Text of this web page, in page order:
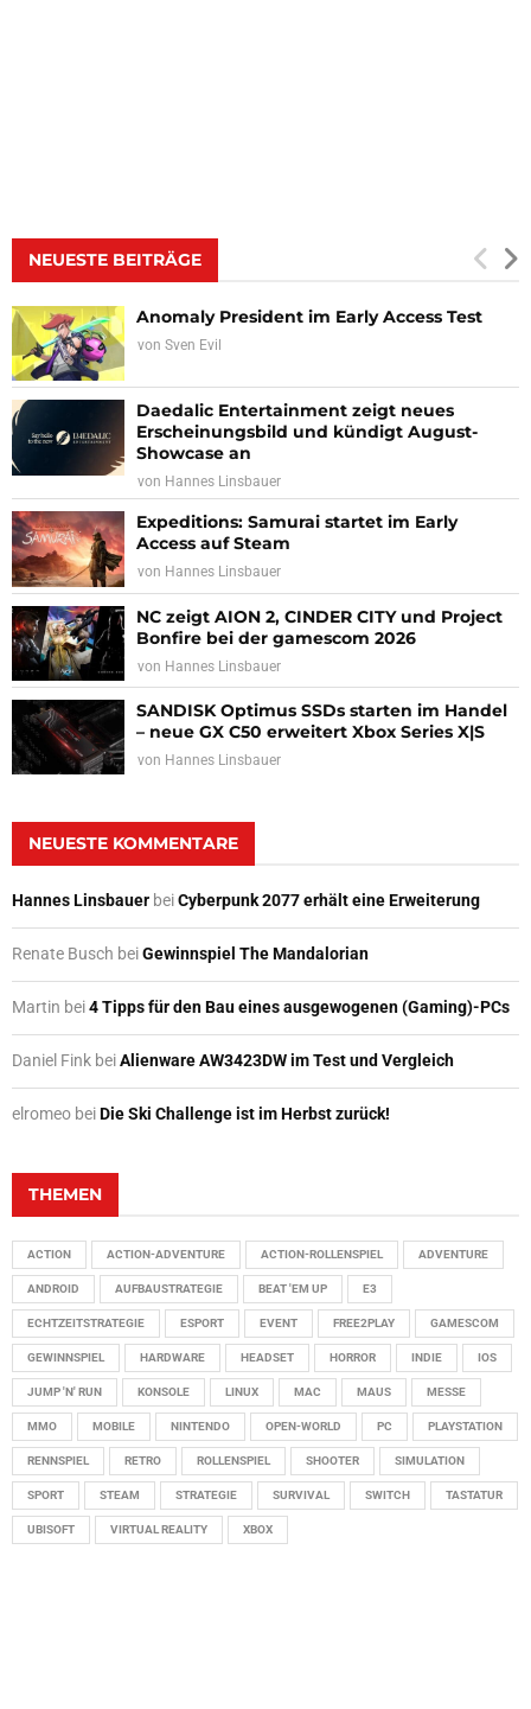
NEUESTE BEITRÄGE
Anomaly President im Early Access Test
von Sven Evil
Daedalic Entertainment zeigt neues
Erscheinungsbild und kündigt August-
Showcase an
von Hannes Linsbauer
Expeditions: Samurai startet im Early
Access auf Steam
von Hannes Linsbauer
NC zeigt AION 2, CINDER CITY und Project
Bonfire bei der gamescom 2026
von Hannes Linsbauer
SANDISK Optimus SSDs starten im Handel
– neue GX C50 erweitert Xbox Series X|S
von Hannes Linsbauer
NEUESTE KOMMENTARE
Hannes Linsbauer beiCyberpunk 2077 erhält eine Erweiterung
Renate Busch beiGewinnspiel The Mandalorian
Martin bei4 Tipps für den Bau eines ausgewogenen (Gaming)-PCs
Daniel Fink beiAlienware AW3423DW im Test und Vergleich
elromeo beiDie Ski Challenge ist im Herbst zurück!
THEMEN
ACTION ACTION-ADVENTURE ACTION-ROLLENSPIEL ADVENTURE
ANDROID AUFBAUSTRATEGIE BEAT 'EM UP E3
ECHTZEITSTRATEGIE ESPORT EVENT FREE2PLAY GAMESCOM
GEWINNSPIEL HARDWARE HEADSET HORROR INDIE IOS
JUMP 'N' RUN KONSOLE LINUX MAC MAUS MESSE
MMO MOBILE NINTENDO OPEN-WORLD PC PLAYSTATION
RENNSPIEL RETRO ROLLENSPIEL SHOOTER SIMULATION
SPORT STEAM STRATEGIE SURVIVAL SWITCH TASTATUR
UBISOFT VIRTUAL REALITY XBOX